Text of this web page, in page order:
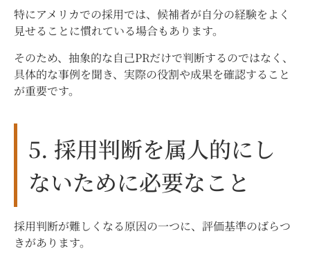
特にアメリカでの採用では、候補者が自分の経験をよく
見せることに慣れている場合もあります。
そのため、抽象的な自己PRだけで判断するのではなく、
具体的な事例を聞き、実際の役割や成果を確認すること
が重要です。
5. 採用判断を属人的にし
ないために必要なこと
採用判断が難しくなる原因の一つに、評価基準のばらつ
きがあります。